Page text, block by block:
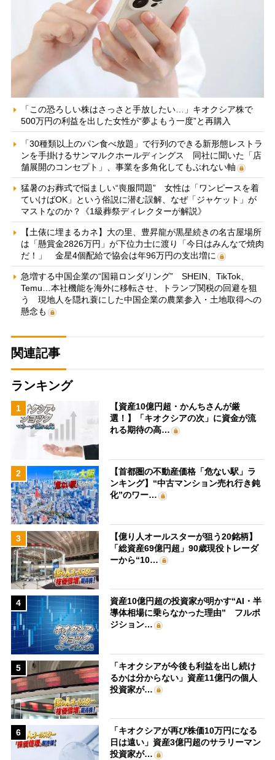
「この恐ろしい株はさっさと手放したい…」キオクシア株で
500万円の利益を出した女性が“夢よもう一度”と再購入
「30種類以上のパン食べ放題」で行列のできる新形態レストラ
ンを手掛けるサンマルクホールディングス 同社に聞いた「店
舗展開のコンセプト」、事業を多角化してもぶれない軸
猛暑のお葬式で悩ましい“喪服問題” 女性は「ワンピースを着
ていけばOK」という俗説に潜む誤解、なぜ「ジャケット」が
マストなのか？《1級葬祭ディレクターが解説》
【土俵に埋まるカネ】大の里、豊昇龍が黒星続きの名古屋場所
は「懸賞金2826万円」が下位力士に渡り「今日はみんなで焼肉
だ！」 金星4個配給で協会は年96万円の支出増に
急増する中国企業の“国籍ロンダリング” SHEIN、TikTok、
Temu…本社機能を海外に移転させ、トランプ関税の回避を狙
う 現地人を隠れ蓑にした中国企業の農業参入・土地取得への
懸念も
関連記事
ランキング
1
【資産10億円超・かんちさんが厳
選！】「キオクシアの次」に資金が流
れる期待の高…
2
【首都圏の不動産価格「危ない駅」ラ
ンキング】“中古マンション売れ行き鈍
化”のワー…
3
【億り人オールスターが狙う20銘柄】
「総資産69億円超」90歳現役トレーダ
ーから“10…
4
資産10億円超の投資家が明かす“AI・半
導体相場に乗らなかった理由” フルポ
ジション…
5
「キオクシアが今後も利益を出し続け
るかは分からない」資産11億円の個人
投資家が…
6
「キオクシアが再び株価10万円になる
日は遠い」資産3億円超のサラリーマン
投資家が…